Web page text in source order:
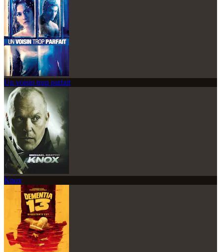
Un voisin trop parfait
Knox